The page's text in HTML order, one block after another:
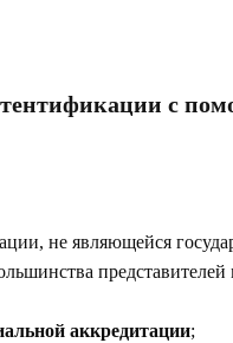
с
не являющейся
представителей
аккредитации;